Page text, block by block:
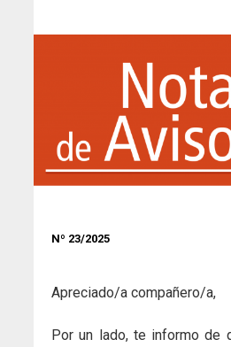
Nº 23/2025
Apreciado/a compañero/a,
Por un lado, te informo de